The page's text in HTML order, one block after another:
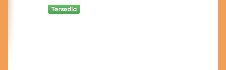
Tersedia